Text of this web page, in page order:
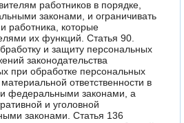
работников в порядке,
законами, и ограничивать
работника, которые
их функций. Статья 90.
и защиту персональных
законодательства
при обработке персональных
ответственности в
федеральными законами, а
и уголовной
законами. Статья 136